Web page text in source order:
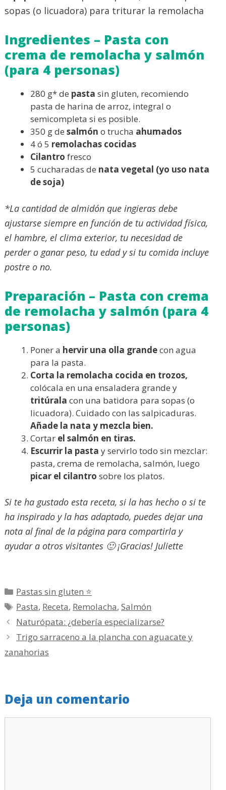
sopas (o licuadora) para triturar la remolacha
Ingredientes – Pasta con
crema de remolacha y salmón
(para 4 personas)
280 g* de pasta sin gluten, recomiendo
pasta de harina de arroz, integral o
semicompleta si es posible.
350 g de salmón o trucha ahumados
4 ó 5 remolachas cocidas
Cilantro fresco
5 cucharadas de nata vegetal (yo uso nata
de soja)
*La cantidad de almidón que ingieras debe
ajustarse siempre en función de tu actividad física,
el hambre, el clima exterior, tu necesidad de
perder o ganar peso, tu edad y si tu comida incluye
postre o no.
Preparación – Pasta con crema
de remolacha y salmón (para 4
personas)
Poner a hervir una olla grandecon agua
para la pasta.
Corta la remolacha cocida en trozos,
colócala en una ensaladera grande y
tritúrala con una batidora para sopas (o
licuadora). Cuidado con las salpicaduras.
Añade la nata y mezcla bien.
Cortar el salmón en tiras.
Escurrir la pasta y servirlo todo sin mezclar:
pasta, crema de remolacha, salmón, luego
picar el cilantro sobre los platos.
Si te ha gustado esta receta, si la has hecho o si te
ha inspirado y la has adaptado, puedes dejar una
nota al final de la página para compartirla y
ayudar a otros visitantes 🙂 ¡Gracias! Juliette
Categorías
Pastas sin gluten ⭐
Etiquetas
Pasta, Receta, Remolacha,Salmón
Naturópata: ¿debería especializarse?
Trigo sarraceno a la plancha con aguacate y
zanahorias
Deja un comentario